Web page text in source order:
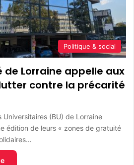
Politique & social
de Lorraine appelle aux
contre la précarité
Universitaires (BU) de Lorraine
édition de leurs « zones de gratuité